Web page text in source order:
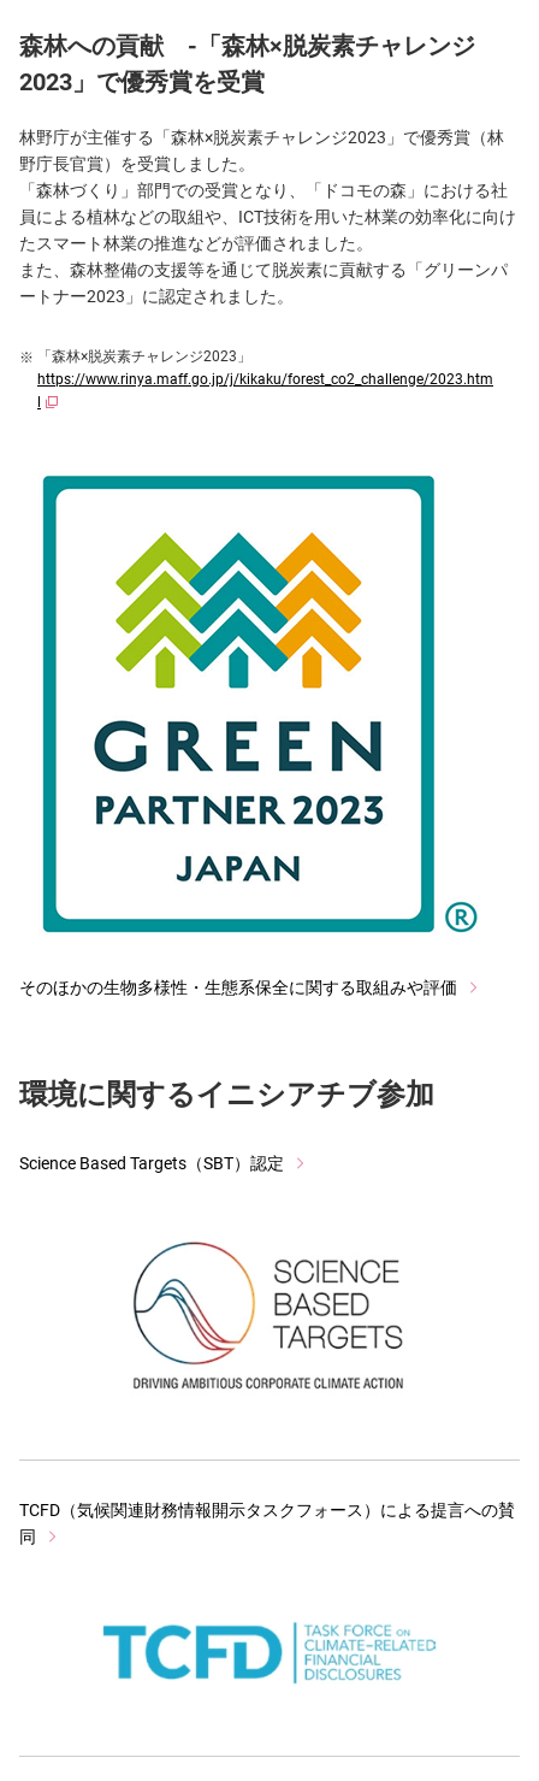
森林への貢献 -「森林×脱炭素チャレンジ
2023」で優秀賞を受賞
林野庁が主催する「森林×脱炭素チャレンジ2023」で優秀賞（林
野庁長官賞）を受賞しました。
「森林づくり」部門での受賞となり、「ドコモの森」における社
員による植林などの取組や、ICT技術を⽤いた林業の効率化に向け
たスマート林業の推進などが評価されました。
また、森林整備の支援等を通じて脱炭素に貢献する「グリーンパ
ートナー2023」に認定されました。
「森林×脱炭素チャレンジ2023」
https://www.rinya.maff.go.jp/j/kikaku/forest_co2_challenge/2023.htm
そのほかの生物多様性・生態系保全に関する取組みや評価
環境に関するイニシアチブ参加
Science Based Targets（SBT）認定
TCFD（気候関連財務情報開示タスクフォース）による提言への賛
同